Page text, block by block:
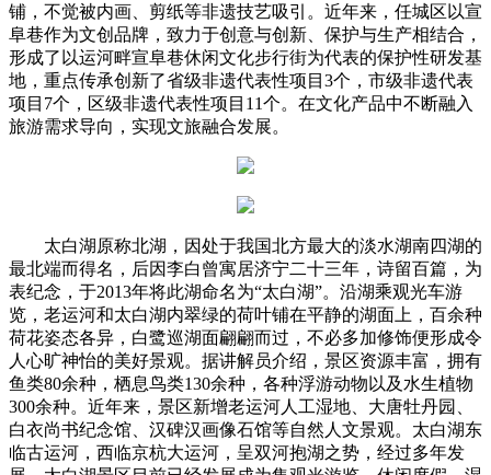
铺，不觉被内画、剪纸等非遗技艺吸引。近年来，任城区以宣
阜巷作为文创品牌，致力于创意与创新、保护与生产相结合，
形成了以运河畔宣阜巷休闲文化步行街为代表的保护性研发基
地，重点传承创新了省级非遗代表性项目3个，市级非遗代表
项目7个，区级非遗代表性项目11个。在文化产品中不断融入
旅游需求导向，实现文旅融合发展。
太白湖原称北湖，因处于我国北方最大的淡水湖南四湖的
最北端而得名，后因李白曾寓居济宁二十三年，诗留百篇，为
表纪念，于2013年将此湖命名为“太白湖”。沿湖乘观光车游
览，老运河和太白湖内翠绿的荷叶铺在平静的湖面上，百余种
荷花姿态各异，白鹭巡湖面翩翩而过，不必多加修饰便形成令
人心旷神怡的美好景观。据讲解员介绍，景区资源丰富，拥有
鱼类80余种，栖息鸟类130余种，各种浮游动物以及水生植物
300余种。近年来，景区新增老运河人工湿地、大唐牡丹园、
白衣尚书纪念馆、汉碑汉画像石馆等自然人文景观。太白湖东
临古运河，西临京杭大运河，呈双河抱湖之势，经过多年发